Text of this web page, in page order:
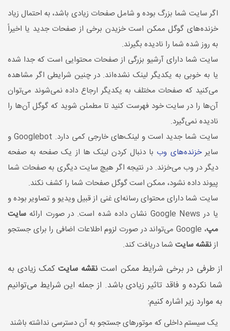
اگر سایت شما بزرگ بوده و شامل صفحات زیادی باشد، به احتمال زیاد
خزنده‌های گوگل ممکن است خزیدن برخی از صفحات جدید یا اخیراً
به روز شده شما را نادیده بگیرند.
سایت شما دارای آرشیو بزرگی از صفحات محتوایی است که جدا شده
یا به خوبی به یکدیگر لینک نشده‌اند. در چنین شرایطی اگر مشاهده
می‌کنید که صفحات مختلف به یکدیگر ارجاع داده نمی‌شوند می‌توان
آن‌ها را در سایت خود فهرست کنید تا مطمئن شوید که گوگل آن‌ها را
نادیده نمی‌گیرد.
سایت شما جدید است و لینک‌های خارجی کمی دارد. Googlebot و
سایرخزنده‌های وب با دنبال کردن لینک ها از یک صفحه به صفحه
دیگر در وب می‌خزند. در نتیجه اگر هیچ سایت دیگری به صفحات شما
پیوند داده نشود، ممکن است گوگل صفحات شما را کشف نکند.
سایت شما دارای محتوای رسانه‌ای غنی از قبیل ویدیو و تصاویر بوده و
یا در Google News نشان داده شده است. در صورت ارائه
سایت
مپ
، Google می‌تواند در صورت لزوم اطلاعات اضافی را برای جستجو
ازنقشه سایت شما دریافت کند.
از طرفی در برخی شرایط ممکن است نقشه سایتکمک زیادی به
شما نکرده و فاقد تاثیر زیادی باشد. از جمله این شرایط می‌توانیم
به موارد زیر اشاره کنیم:
یک سیستم داخلی که موتورهای جستجو به آن دسترسی نداشته باشند